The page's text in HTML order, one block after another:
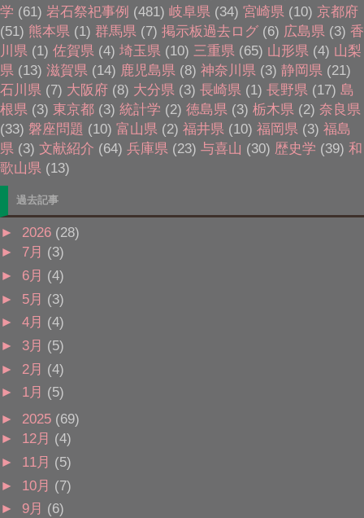
学 (61) 岩石祭祀事例 (481) 岐阜県 (34) 宮崎県 (10) 京都府
(51) 熊本県 (1) 群馬県 (7) 掲示板過去ログ (6) 広島県 (3) 香
川県 (1) 佐賀県 (4) 埼玉県 (10) 三重県 (65) 山形県 (4) 山梨
県 (13) 滋賀県 (14) 鹿児島県 (8) 神奈川県 (3) 静岡県 (21)
石川県 (7) 大阪府 (8) 大分県 (3) 長崎県 (1) 長野県 (17) 島
根県 (3) 東京都 (3) 統計学 (2) 徳島県 (3) 栃木県 (2) 奈良県
(33) 磐座問題 (10) 富山県 (2) 福井県 (10) 福岡県 (3) 福島
県 (3) 文献紹介 (64) 兵庫県 (23) 与喜山 (30) 歴史学 (39) 和
歌山県 (13)
過去記事
► 2026 (28)
► 7月 (3)
► 6月 (4)
► 5月 (3)
► 4月 (4)
► 3月 (5)
► 2月 (4)
► 1月 (5)
► 2025 (69)
► 12月 (4)
► 11月 (5)
► 10月 (7)
► 9月 (6)